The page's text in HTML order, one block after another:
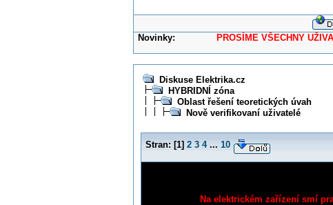
Novinky: PROSÍME VŠECHNY
Diskuse Elektrika.cz
HYBRIDNÍ zóna
Oblast řešení teoretických úvah
Nově verifikovaní uživatelé
Stran: [1] 2 3 4 ... 10
Na elektrickém zařízení smí